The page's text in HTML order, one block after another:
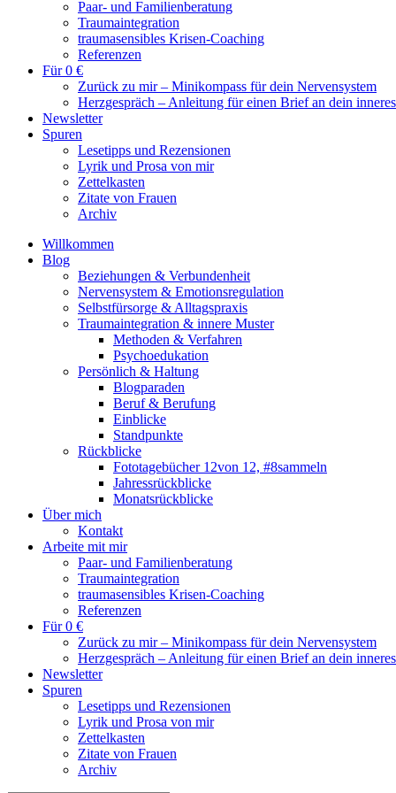
Paar- und Familienberatung
Traumaintegration
traumasensibles Krisen-Coaching
Referenzen
Für 0 €
Zurück zu mir – Minikompass für dein Nervensystem
Herzgespräch – Anleitung für einen Brief an dein
Newsletter
Spuren
Lesetipps und Rezensionen
Lyrik und Prosa von mir
Zettelkasten
Zitate von Frauen
Archiv
Willkommen
Blog
Beziehungen & Verbundenheit
Nervensystem & Emotionsregulation
Selbstfürsorge & Alltagspraxis
Traumaintegration & innere Muster
Methoden & Verfahren
Psychoedukation
Persönlich & Haltung
Blogparaden
Beruf & Berufung
Einblicke
Standpunkte
Rückblicke
Fototagebücher 12von 12, #8sammeln
Jahressrückblicke
Monatsrückblicke
Über mich
Kontakt
Arbeite mit mir
Paar- und Familienberatung
Traumaintegration
traumasensibles Krisen-Coaching
Referenzen
Für 0 €
Zurück zu mir – Minikompass für dein Nervensystem
Herzgespräch – Anleitung für einen Brief an dein
Newsletter
Spuren
Lesetipps und Rezensionen
Lyrik und Prosa von mir
Zettelkasten
Zitate von Frauen
Archiv